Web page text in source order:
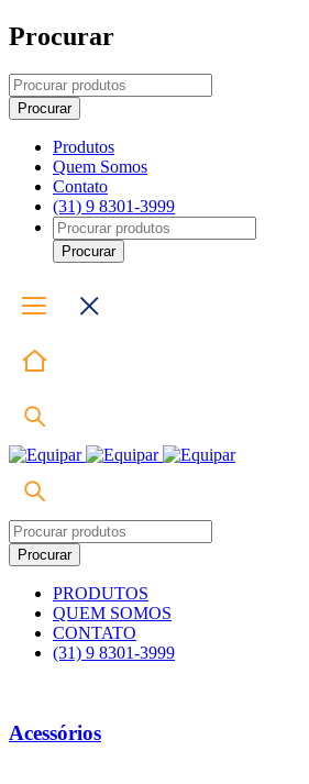
Procurar
Produtos
Quem Somos
Contato
(31) 9 8301-3999
PRODUTOS
QUEM SOMOS
CONTATO
(31) 9 8301-3999
Acessórios